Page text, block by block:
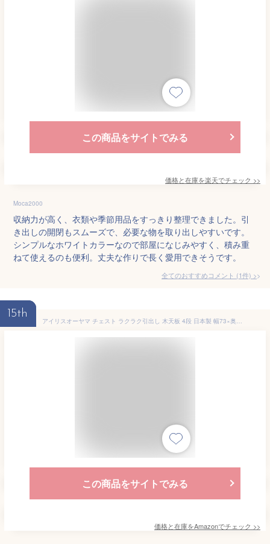
この商品をサイトでみる
価格と在庫を楽天でチェック >>
Moca2000
収納力が高く、衣類や季節用品をすっきり整理できました。引
き出しの開閉もスムーズで、必要な物を取り出しやすいです。
シンプルなホワイトカラーなので部屋になじみやすく、積み重
ねて使えるのも便利。丈夫な作りで長く愛用できそうです。
全てのおすすめコメント (1件) >
15th
アイリスオーヤマ チェスト ラクラク引出し 木天板 4段 日本製 幅73×奥行41.5×高さ81cm ホワイト / ナチュラル 白 プラスチック HG-724R
この商品をサイトでみる
価格と在庫をAmazonでチェック >>